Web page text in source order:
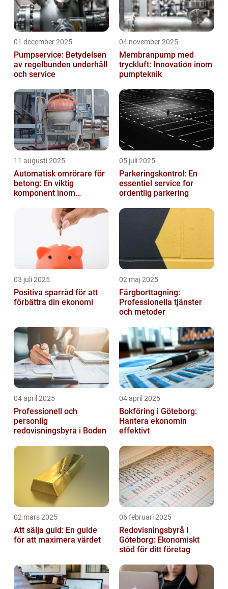
01 december 2025
Pumpservice: Betydelsen
av regelbunden underhåll
och service
04 november 2025
Membranpump med
tryckluft: Innovation inom
pumpteknik
11 augusti 2025
Automatisk omrörare för
betong: En viktig
komponent inom
05 juli 2025
Parkeringskontrol: En
essentiel service for
ordentlig parkering
03 juli 2025
Positiva sparråd för att
förbättra din ekonomi
02 maj 2025
Färgborttagning:
Professionella tjänster
och metoder
04 april 2025
Professionell och
personlig
redovisningsbyrå i Boden
04 april 2025
Bokföring i Göteborg:
Hantera ekonomin
effektivt
02 mars 2025
Att sälja guld: En guide
för att maximera värdet
06 februari 2025
Redovisningsbyrå i
Göteborg: Ekonomiskt
stöd för ditt företag